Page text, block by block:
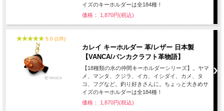
イズのキーホルダーは全184種！
価格： 1,870円(税込)
5.0 (1件)
カレイ キーホルダー 革/レザー 日本製
【VANCA/バンカクラフト革物語】
【18種類の水の仲間キーホルダーシリーズ】。ヤマ
メ、マンタ、クジラ、イカ、イシダイ、カメ、タ
コ、フグなど。釣り好きさんに。ちょっと大きめサ
イズのキーホルダーは全184種！
価格： 1,870円(税込)